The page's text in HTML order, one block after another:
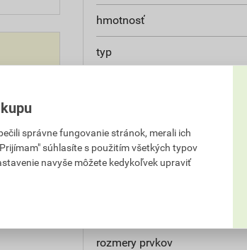
hmotnosť
typ
značka
rozmery prvkov
správne fungovanie stránok, merali ich
súhlasíte s použitím všetkých typov
navyše môžete kedykoľvek upraviť